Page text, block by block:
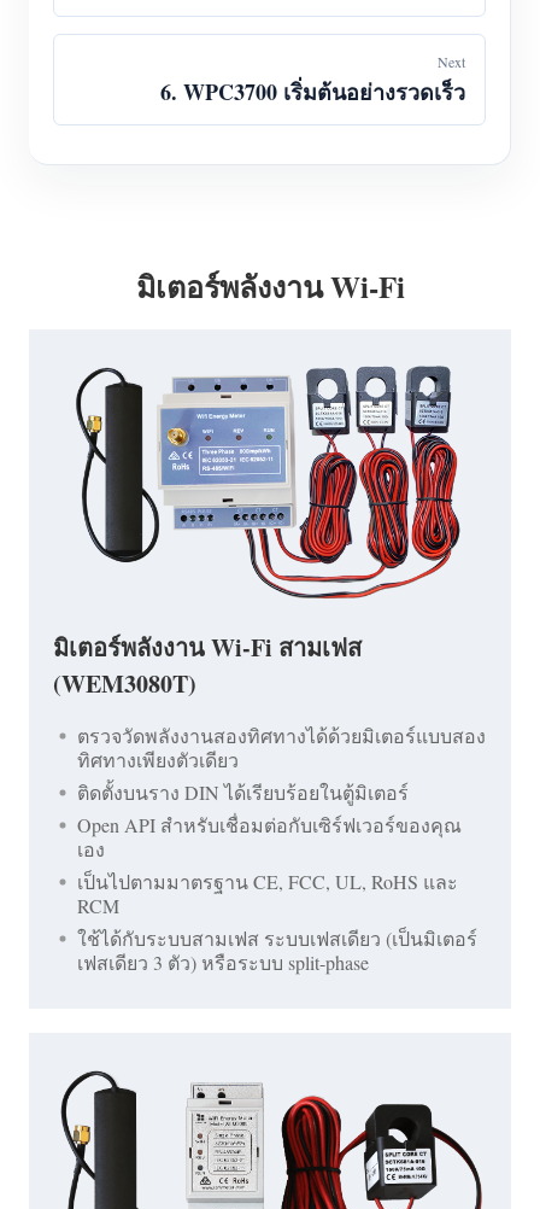
Next
6. WPC3700 เริ่มต้นอย่างรวดเร็ว
มิเตอร์พลังงาน Wi-Fi
มิเตอร์พลังงาน Wi-Fi สามเฟส
(WEM3080T)
ตรวจวัดพลังงานสองทิศทางได้ด้วยมิเตอร์แบบสอง
ทิศทางเพียงตัวเดียว
ติดตั้งบนราง DIN ได้เรียบร้อยในตู้มิเตอร์
Open API สำหรับเชื่อมต่อกับเซิร์ฟเวอร์ของคุณ
เอง
เป็นไปตามมาตรฐาน CE, FCC, UL, RoHS และ
RCM
ใช้ได้กับระบบสามเฟส ระบบเฟสเดียว (เป็นมิเตอร์
เฟสเดียว 3 ตัว) หรือระบบ split-phase